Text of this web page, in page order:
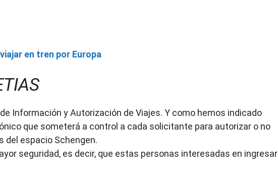
en tren por Europa
Información y Autorización de Viajes. Y como hemos indicado
que someterá a control a cada solicitante para autorizar o no
del espacio Schengen.
seguridad, es decir, que estas personas interesadas en ingresar